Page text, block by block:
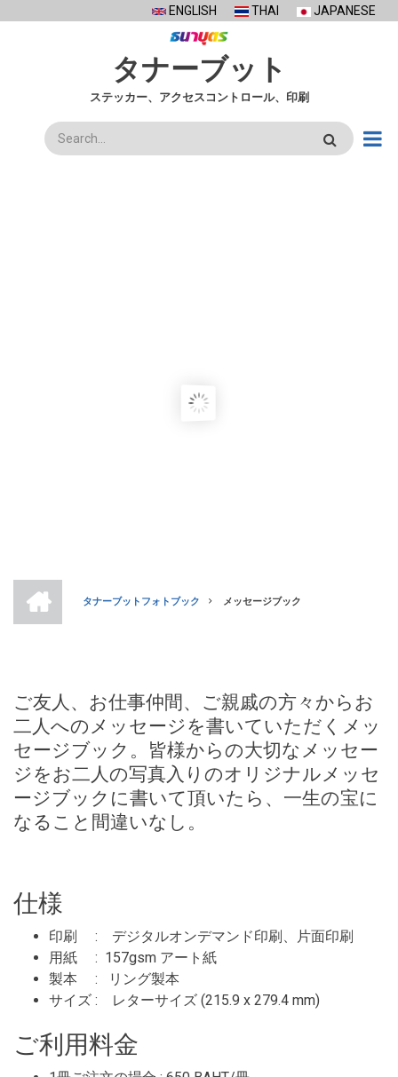
ENGLISH THAI JAPANESE
タナーブット
ステッカー、アクセスコントロール、印刷
検
索
BREADCRUMB
ー
ム
タナーブットフォトブック メッセージブック
ご友人、お仕事仲間、ご親戚の方々からお
二人へのメッセージを書いていただくメッ
セージブック。皆様からの大切なメッセー
ジをお二人の写真入りのオリジナルメッセ
ージブックに書いて頂いたら、一生の宝に
なること間違いなし。
仕様
印刷 : デジタルオンデマンド印刷、片面印刷
用紙 : 157gsm アート紙
製本 : リング製本
サイズ : レターサイズ (215.9 x 279.4 mm)
ご利用料金